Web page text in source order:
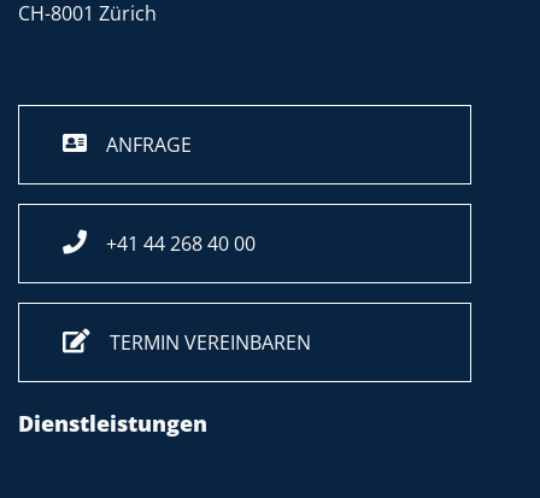
CH-8001 Zürich
ANFRAGE
+41 44 268 40 00
TERMIN VEREINBAREN
Dienstleistungen